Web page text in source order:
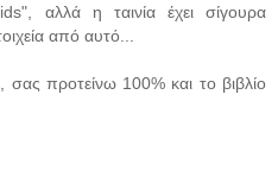
αλλά η ταινία έχει σίγουρα
από αυτό...
σας προτείνω 100% και το βιβλίο